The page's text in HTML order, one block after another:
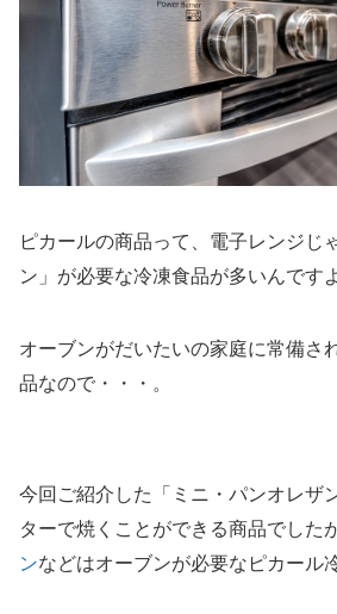
ピカールの商品って、電子レンジじ
ン」が必要な冷凍食品が多いんです
オーブンがだいたいの家庭に常備さ
品なので・・・。
今回ご紹介した「ミニ・パンオレザ
ターで焼くことができる商品でした
ンなどはオーブンが必要なピカール